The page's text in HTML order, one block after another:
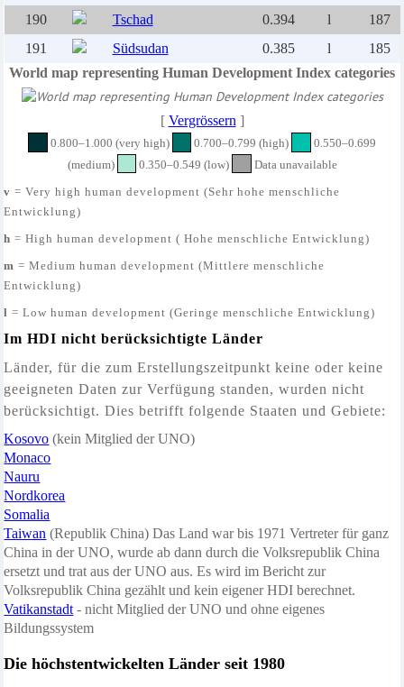
190 Tschad 0.394 l
187
191
Südsudan 0.385 l
185
World map representing Human Development Index categories
[ Vergrössern ]
0.800–1.000 (very high) 0.700–0.799 (high)
0.550–0.699
(medium)
0.350–0.549 (low) Data unavailable
v = Very high human development (Sehr hohe menschliche
Entwicklung)
h = High human development ( Hohe menschliche Entwicklung)
m = Medium human development (Mittlere menschliche
Entwicklung)
l = Low human development (Geringe menschliche Entwicklung)
Im HDI nicht berücksichtigte Länder
Länder, für die zum Erstellungszeitpunkt keine oder keine
geeigneten Daten zur Verfügung standen, wurden nicht
berücksichtigt. Dies betrifft folgende Staaten und Gebiete:
Kosovo (kein Mitglied der UNO)
Monaco
Nauru
Nordkorea
Somalia
Taiwan (Republik China) Das Land war bis 1971 Vertreter für ganz
China in der UNO, wurde ab dann durch die Volksrepublik China
ersetzt und trat aus der UNO aus. Es wird im Bericht zur
Volksrepublik China gezählt und kein eigener HDI berechnet.
Vatikanstadt - nicht Mitglied der UNO und ohne eigenes
Bildungssystem
Die höchstentwickelten Länder seit 1980